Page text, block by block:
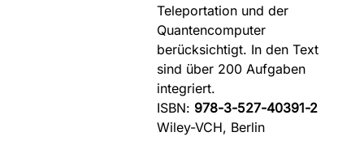
Teleportation und der
Quantencomputer
berücksichtigt. In den Text
sind über 200 Aufgaben
integriert.
ISBN: 978-3-527-40391-2
Wiley-VCH, Berlin